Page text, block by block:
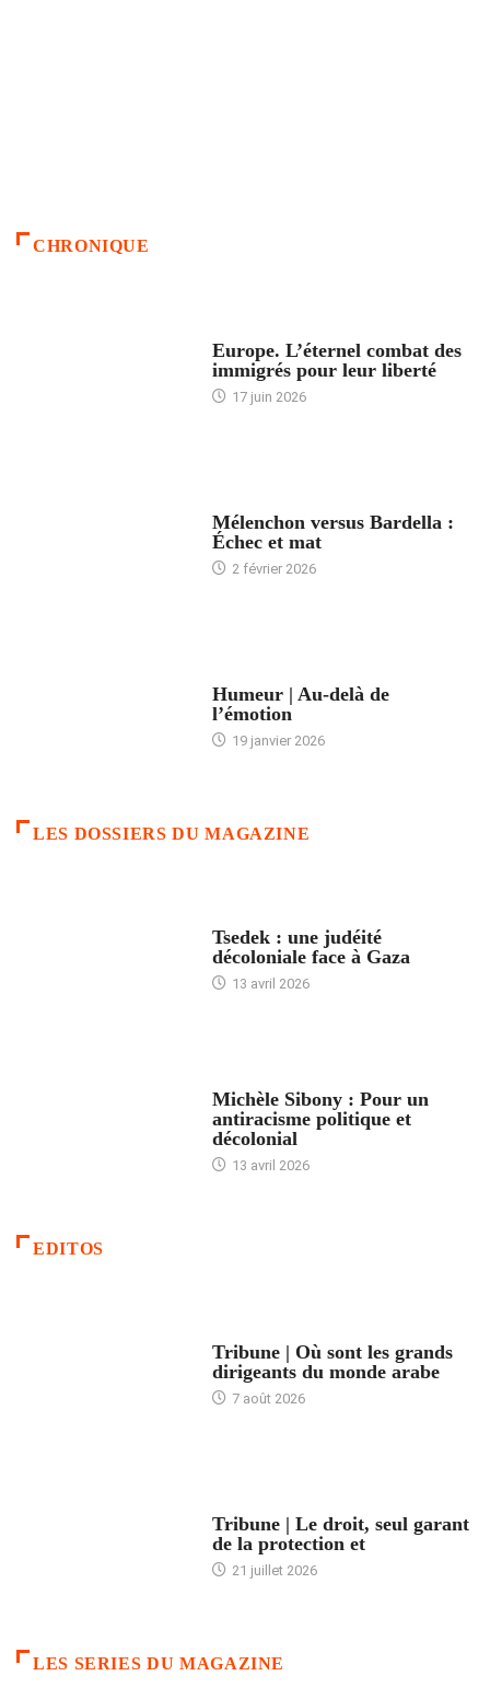
CHRONIQUE
Europe. L’éternel combat des
immigrés pour leur liberté
17 juin 2026
Mélenchon versus Bardella :
Échec et mat
2 février 2026
Humeur | Au-delà de
l’émotion
19 janvier 2026
LES DOSSIERS DU MAGAZINE
Tsedek : une judéité
décoloniale face à Gaza
13 avril 2026
Michèle Sibony : Pour un
antiracisme politique et
décolonial
13 avril 2026
EDITOS
Tribune | Où sont les grands
dirigeants du monde arabe
7 août 2026
Tribune | Le droit, seul garant
de la protection et
21 juillet 2026
LES SERIES DU MAGAZINE